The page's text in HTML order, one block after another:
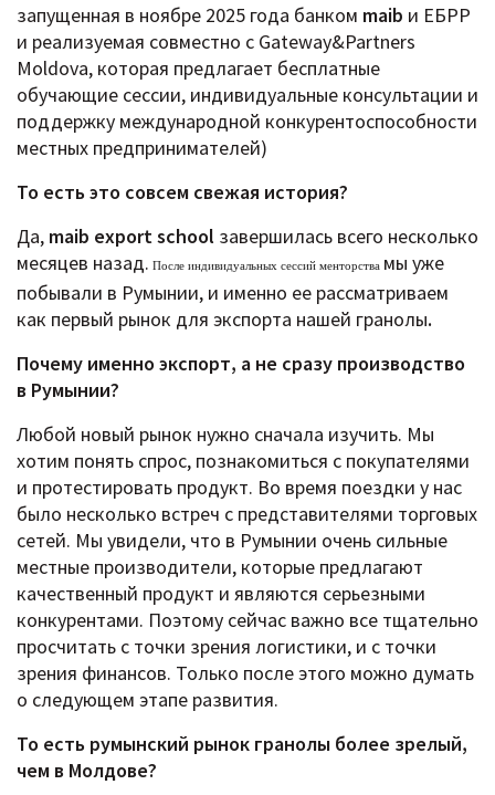
запущенная в ноябре 2025 года банком maib и ЕБРР
и реализуемая совместно с Gateway&Partners
Moldova, которая предлагает бесплатные
обучающие сессии, индивидуальные консультации и
поддержку международной конкурентоспособности
местных предпринимателей)
То есть это совсем свежая история?
Да, maib export school завершилась всего несколько
месяцев назад. После индивидуальных сессий менторства мы уже
побывали в Румынии, и именно ее рассматриваем
как первый рынок для экспорта нашей гранолы.
Почему именно экспорт, а не сразу производство
в Румынии?
Любой новый рынок нужно сначала изучить. Мы
хотим понять спрос, познакомиться с покупателями
и протестировать продукт. Во время поездки у нас
было несколько встреч с представителями торговых
сетей. Мы увидели, что в Румынии очень сильные
местные производители, которые предлагают
качественный продукт и являются серьезными
конкурентами. Поэтому сейчас важно все тщательно
просчитать с точки зрения логистики, и с точки
зрения финансов. Только после этого можно думать
о следующем этапе развития.
То есть румынский рынок гранолы более зрелый,
чем в Молдове?